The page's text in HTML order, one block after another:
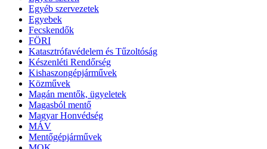
Egyéb szervezetek
Egyebek
Fecskendők
FÖRI
Katasztrófavédelem és Tűzoltóság
Készenléti Rendőrség
Kishaszongépjárművek
Közművek
Magán mentők, ügyeletek
Magasból mentő
Magyar Honvédség
MÁV
Mentőgépjárművek